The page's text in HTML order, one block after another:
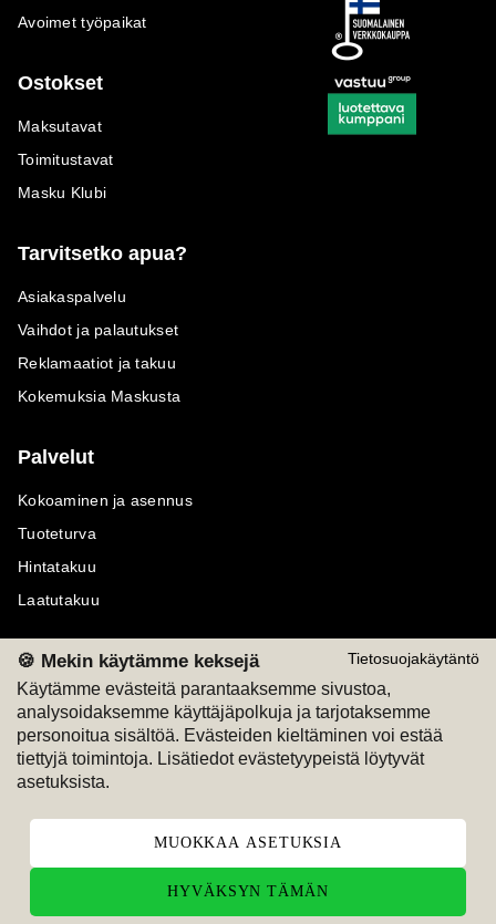
Tietosuojakäytäntö
🍪 Mekin käytämme keksejä
Käytämme evästeitä parantaaksemme sivustoa,
analysoidaksemme käyttäjäpolkuja ja tarjotaksemme
personoitua sisältöä. Evästeiden kieltäminen voi estää
tiettyjä toimintoja. Lisätiedot evästetyypeistä löytyvät
asetuksista.
MUOKKAA ASETUKSIA
HYVÄKSYN TÄMÄN
Avoimet työpaikat
Ostokset
Maksutavat
Toimitustavat
Masku Klubi
Tarvitsetko apua?
Asiakaspalvelu
Vaihdot ja palautukset
Reklamaatiot ja takuu
Kokemuksia Maskusta
Palvelut
Kokoaminen ja asennus
Tuoteturva
Hintatakuu
Laatutakuu
Maksutavat
M
Seuraa meitä